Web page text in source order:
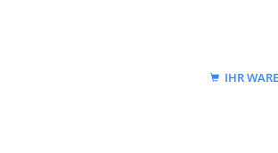
IHR